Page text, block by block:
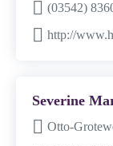
(03542)
http://
Severine
Otto-